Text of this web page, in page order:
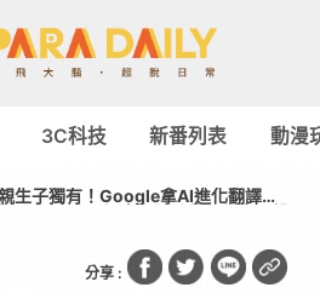
3C科技 新番列表 動漫
生子獨有！Google拿AI進化翻譯
分享 :